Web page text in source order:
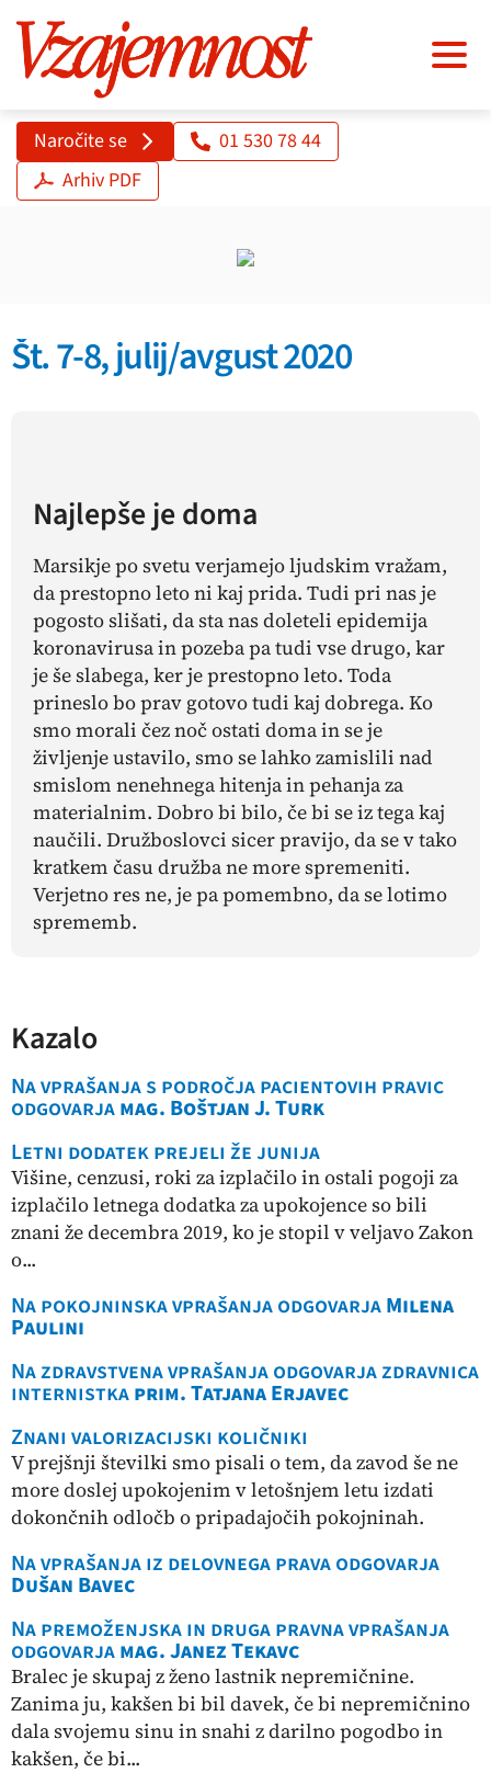
Naročite se
01 530 78 44
Arhiv PDF
Št. 7-8, julij/avgust 2020
Najlepše je doma
Marsikje po svetu verjamejo ljudskim vražam,
da prestopno leto ni kaj prida. Tudi pri nas je
pogosto slišati, da sta nas doleteli epidemija
koronavirusa in pozeba pa tudi vse drugo, kar
je še slabega, ker je prestopno leto. Toda
prineslo bo prav gotovo tudi kaj dobrega. Ko
smo morali čez noč ostati doma in se je
življenje ustavilo, smo se lahko zamislili nad
smislom nenehnega hitenja in pehanja za
materialnim. Dobro bi bilo, če bi se iz tega kaj
naučili. Družboslovci sicer pravijo, da se v tako
kratkem času družba ne more spremeniti.
Verjetno res ne, je pa pomembno, da se lotimo
sprememb.
Kazalo
Na vprašanja s področja pacientovih pravic
odgovarjamag. Boštjan J. Turk
Letni dodatek prejeli že junija
Višine, cenzusi, roki za izplačilo in ostali pogoji za
izplačilo letnega dodatka za upokojence so bili
znani že decembra 2019, ko je stopil v veljavo Zakon
o...
Na pokojninska vprašanja odgovarjaMilena
Paulini
Na zdravstvena vprašanja odgovarja zdravnica
internistkaprim. Tatjana Erjavec
Znani valorizacijski količniki
V prejšnji številki smo pisali o tem, da zavod še ne
more doslej upokojenim v letošnjem letu izdati
dokončnih odločb o pripadajočih pokojninah.
Na vprašanja iz delovnega prava odgovarja
Dušan Bavec
Na premoženjska in druga pravna vprašanja
odgovarjamag. Janez Tekavc
Bralec je skupaj z ženo lastnik nepremičnine.
Zanima ju, kakšen bi bil davek, če bi nepremičnino
dala svojemu sinu in snahi z darilno pogodbo in
kakšen, če bi...